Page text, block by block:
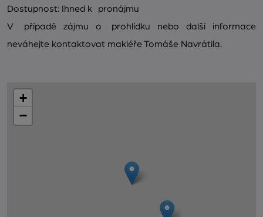
Dostupnost: Ihned k pronájmu
V případě zájmu o prohlídku nebo další informace
neváhejte kontaktovat makléře Tomáše Navrátila.
+
−